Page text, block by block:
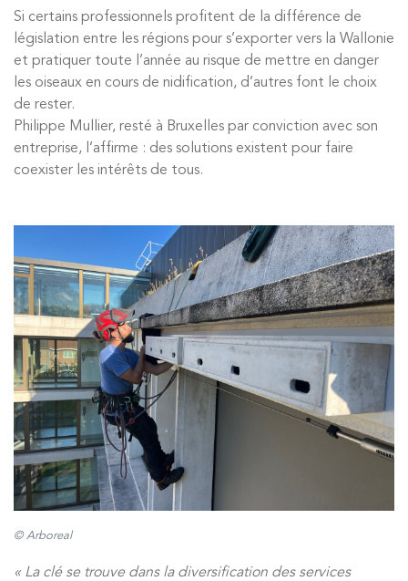
Si certains professionnels profitent de la différence de
législation entre les régions pour s’exporter vers la Wallonie
et pratiquer toute l’année au risque de mettre en danger
les oiseaux en cours de nidification, d’autres font le choix
de rester.
Philippe Mullier, resté à Bruxelles par conviction avec son
entreprise, l’affirme : des solutions existent pour faire
coexister les intérêts de tous.
© Arboreal
« La clé se trouve dans la diversification des services